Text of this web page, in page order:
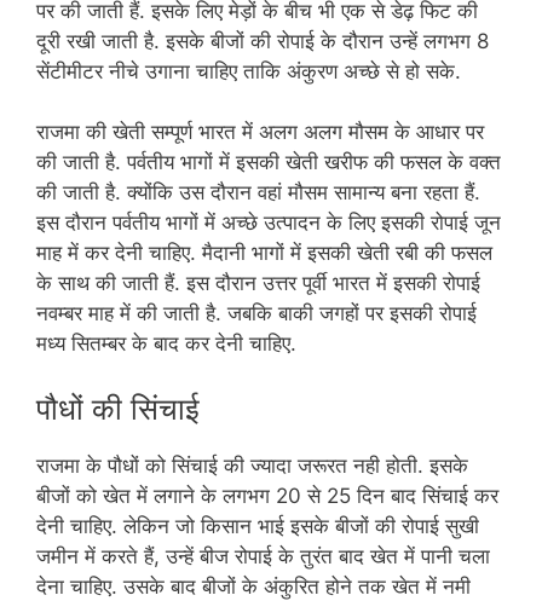
पर की जाती हैं. इसके लिए मेड़ों के बीच भी एक से डेढ़ फिट की
दूरी रखी जाती है. इसके बीजों की रोपाई के दौरान उन्हें लगभग 8
सेंटीमीटर नीचे उगाना चाहिए ताकि अंकुरण अच्छे से हो सके.
राजमा की खेती सम्पूर्ण भारत में अलग अलग मौसम के आधार पर
की जाती है. पर्वतीय भागों में इसकी खेती खरीफ की फसल के वक्त
की जाती है. क्योंकि उस दौरान वहां मौसम सामान्य बना रहता हैं.
इस दौरान पर्वतीय भागों में अच्छे उत्पादन के लिए इसकी रोपाई जून
माह में कर देनी चाहिए. मैदानी भागों में इसकी खेती रबी की फसल
के साथ की जाती हैं. इस दौरान उत्तर पूर्वी भारत में इसकी रोपाई
नवम्बर माह में की जाती है. जबकि बाकी जगहों पर इसकी रोपाई
मध्य सितम्बर के बाद कर देनी चाहिए.
पौधों की सिंचाई
राजमा के पौधों को सिंचाई की ज्यादा जरूरत नही होती. इसके
बीजों को खेत में लगाने के लगभग 20 से 25 दिन बाद सिंचाई कर
देनी चाहिए. लेकिन जो किसान भाई इसके बीजों की रोपाई सुखी
जमीन में करते हैं, उन्हें बीज रोपाई के तुरंत बाद खेत में पानी चला
देना चाहिए. उसके बाद बीजों के अंकुरित होने तक खेत में नमी